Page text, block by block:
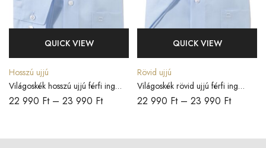
QUICK VIEW
Hosszú ujjú
Világoskék hosszú ujjú férfi ing
COMFORT FIT
22 990 Ft– 23 990 Ft
QUICK VIEW
Rövid ujjú
Világoskék rövid ujjú férfi ing
COMFORT FIT
22 990 Ft– 23 990 Ft